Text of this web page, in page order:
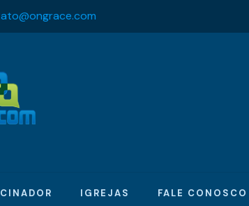
IGREJAS FALE CONOSCO